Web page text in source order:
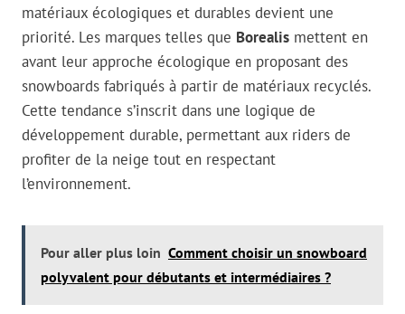
matériaux écologiques et durables devient une
priorité. Les marques telles que Borealis mettent en
avant leur approche écologique en proposant des
snowboards fabriqués à partir de matériaux recyclés.
Cette tendance s’inscrit dans une logique de
développement durable, permettant aux riders de
profiter de la neige tout en respectant
l’environnement.
Pour aller plus loin Comment choisir un snowboard
polyvalent pour débutants et intermédiaires ?